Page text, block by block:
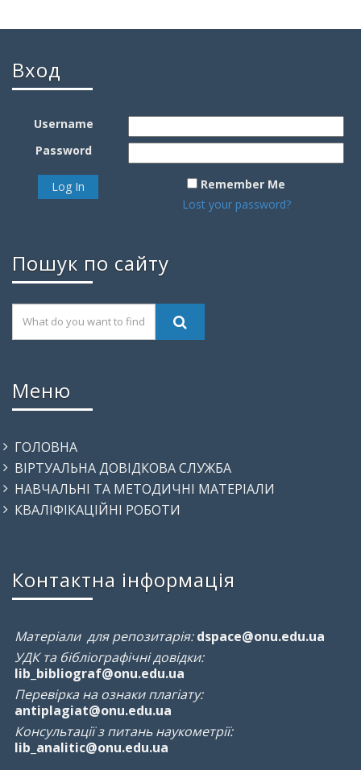
Вход
Username
Password
Remember Me
Lost your password?
Пошук по сайту
Меню
ГОЛОВНА
ВІРТУАЛЬНА ДОВІДКОВА СЛУЖБА
НАВЧАЛЬНІ ТА МЕТОДИЧНІ МАТЕРІАЛИ
КВАЛІФІКАЦІЙНІ РОБОТИ
Контактна інформація
Матеріали для репозитарія: dspace@onu.edu.ua
УДК та бібліографічні довідки:
lib_bibliograf@onu.edu.ua
Перевірка на ознаки плагіату:
antiplagiat@onu.edu.ua
Консультації з питань наукометрії:
lib_analitic@onu.edu.ua